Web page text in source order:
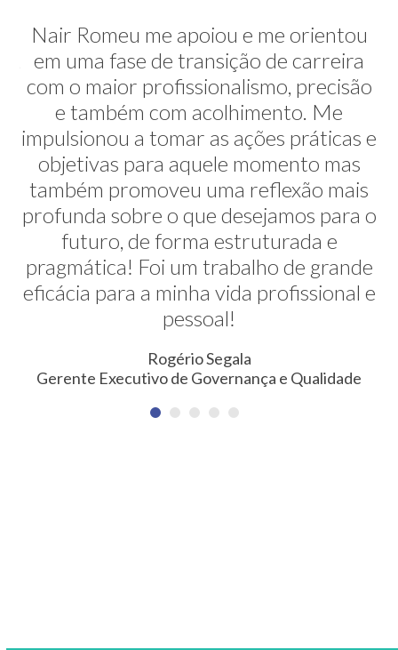
Nair Romeu me apoiou e me orientou
em uma fase de transição de carreira
com o maior profissionalismo, precisão
e também com acolhimento. Me
impulsionou a tomar as ações práticas e
objetivas para aquele momento mas
também promoveu uma reflexão mais
profunda sobre o que desejamos para o
futuro, de forma estruturada e
pragmática! Foi um trabalho de grande
eficácia para a minha vida profissional e
pessoal!
Rogério Segala
Gerente Executivo de Governança e Qualidade
A Nair é inesquecível! Através de sua
grande competência ela me mostrou
alternativas na minha transição de
carreira. E ela faz isso de uma maneira
muito sútil e elegante. Hoje exerço uma
profissão nunca pensada antes. Meus
agradecimentos!
Erica Rodrigues
Consultora em Qualidade, Meio Ambiente, Saúde e
Segurança do Trabalho